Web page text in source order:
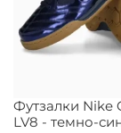
Футзалки Nike
LV8 - темно-